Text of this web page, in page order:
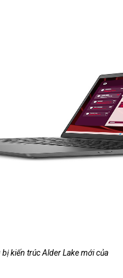
kiến trúc Alder Lake mới của